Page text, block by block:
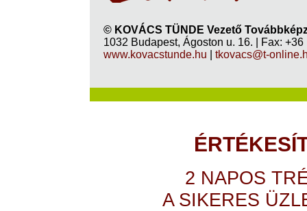
© KOVÁCS TÜNDE Vezető
1032 Budapest, Ágoston u. 16. | Fax:
www.kovacstunde.hu
tkovacs@t-
2 NAPOS
A SIKERES